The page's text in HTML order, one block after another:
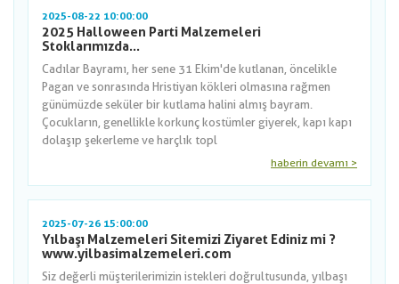
2025-08-22 10:00:00
2025 Halloween Parti Malzemeleri
Stoklarımızda...
Cadılar Bayramı, her sene 31 Ekim'de kutlanan, öncelikle
Pagan ve sonrasında Hristiyan kökleri olmasına rağmen
günümüzde seküler bir kutlama halini almış bayram.
Çocukların, genellikle korkunç kostümler giyerek, kapı kapı
dolaşıp şekerleme ve harçlık topl
haberin devamı >
2025-07-26 15:00:00
Yılbaşı Malzemeleri Sitemizi Ziyaret Ediniz mi ?
www.yilbasimalzemeleri.com
Siz değerli müşterilerimizin istekleri doğrultusunda, yılbaşı